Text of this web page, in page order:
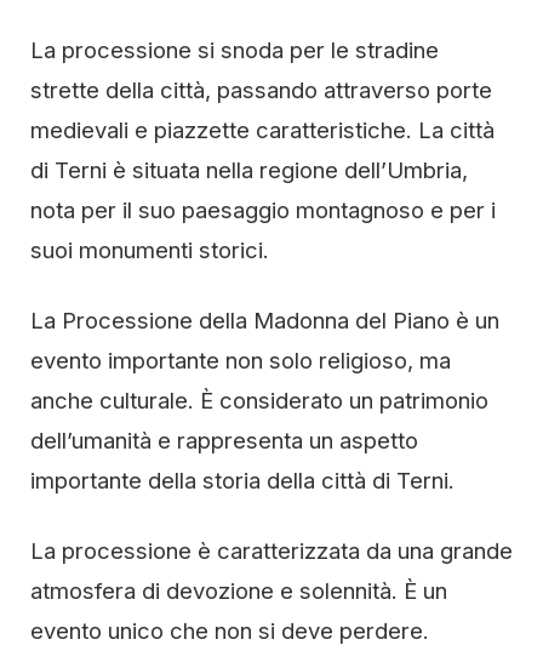
La processione si snoda per le stradine
strette della città, passando attraverso porte
medievali e piazzette caratteristiche. La città
di Terni è situata nella regione dell’Umbria,
nota per il suo paesaggio montagnoso e per i
suoi monumenti storici.
La Processione della Madonna del Piano è un
evento importante non solo religioso, ma
anche culturale. È considerato un patrimonio
dell’umanità e rappresenta un aspetto
importante della storia della città di Terni.
La processione è caratterizzata da una grande
atmosfera di devozione e solennità. È un
evento unico che non si deve perdere.